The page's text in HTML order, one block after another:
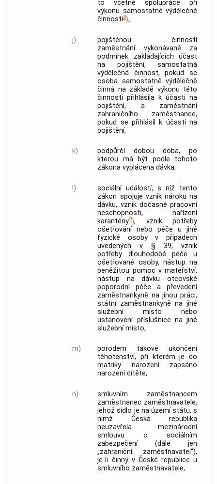
to včetně spolupráce při
výkonu samostatné výdělečné
činnosti8),
j)
pojištěnou činností
zaměstnánívykonávané za
podmínek zakládajících účast
na pojištění, samostatná
výdělečná činnost, pokud se
osoba samostatně výdělečně
činná na základě výkonu této
činnosti přihlásila k účasti na
pojištění, a zaměstnání
zahraničního zaměstnance,
pokud se přihlásil k účasti na
pojištění,
k) podpůrčí dobou doba, po
kterou má být podle tohoto
zákona vyplácena dávka,
l) sociální událostí, s níž tento
zákon spojuje vznik nároku na
dávku, vznik dočasné pracovní
neschopnosti, nařízení
karantény9), vznik potřeby
ošetřování nebo péče u jiné
fyzické osoby v případech
uvedených v § 39, vznik
potřeby dlouhodobé péče u
ošetřované osoby, nástup na
peněžitou pomoc v mateřství,
nástup na dávku otcovské
poporodní péče a převedení
zaměstnankyně na jinou práci,
státní zaměstnankyně na jiné
služební místo nebo
ustanovení příslušnice na jiné
služební místo,
m) porodem takové ukončení
těhotenství, při kterém je do
matriky narození zapsáno
narození dítěte,
n)
smluvním zaměstnancem
zaměstnanec zaměstnavatele,
jehož sídlo je na území státu, s
nímž Česká republika
neuzavřela mezinárodní
smlouvu o sociálním
zabezpečení(dále jen
„zahraniční zaměstnavatel “),
je-li činný v České republice u
smluvního zaměstnavatele,